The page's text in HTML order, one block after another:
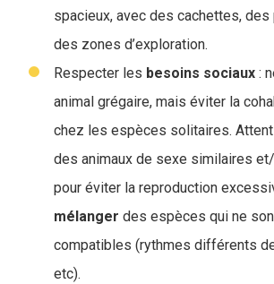
spacieux, avec des cachettes,
des zones d’exploration.
Respecter les besoins sociaux :
animal grégaire, mais éviter la
chez les espèces solitaires.
des animaux de sexe similaires
pour éviter la reproduction
mélanger des espèces qui ne
compatibles (rythmes différents
etc).